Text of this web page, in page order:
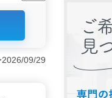
で
師経09/29